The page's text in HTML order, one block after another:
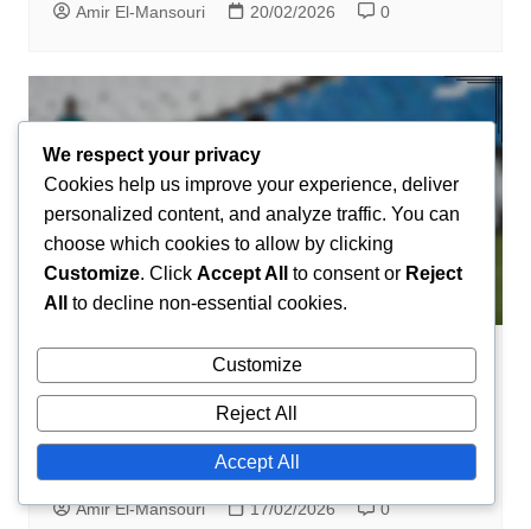
Amir El-Mansouri 20/02/2026 0
Internationale Prestaties
Youssef En-Nesyri: Internationale
doelpunten, Toernooi hoogtepunten,
Amir El-Mansouri 17/02/2026 0
We respect your privacy
Cookies help us improve your experience, deliver
personalized content, and analyze traffic. You can
choose which cookies to allow by clicking
Customize. Click Accept All to consent or Reject
All
to decline non-essential cookies.
Customize
Reject All
Accept All